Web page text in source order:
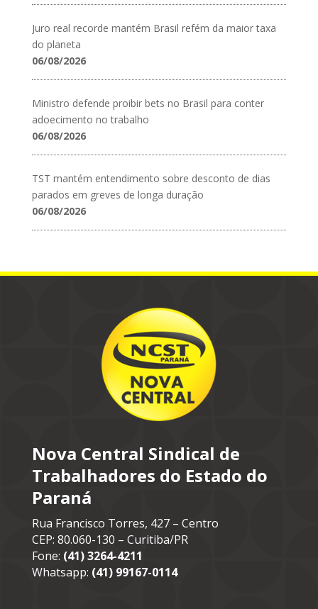
Juro real recorde mantém Brasil refém da maior taxa
do planeta
06/08/2026
Ministro defende proibir bets no Brasil para conter
adoecimento no trabalho
06/08/2026
TST mantém entendimento sobre desconto de dias
parados em greves de longa duração
06/08/2026
Nova Central Sindical de
Trabalhadores do Estado do
Paraná
Rua Francisco Torres, 427 – Centro
CEP: 80.060-130 – Curitiba/PR
Fone: (41) 3264-4211
Whatsapp: (41) 99167-0114